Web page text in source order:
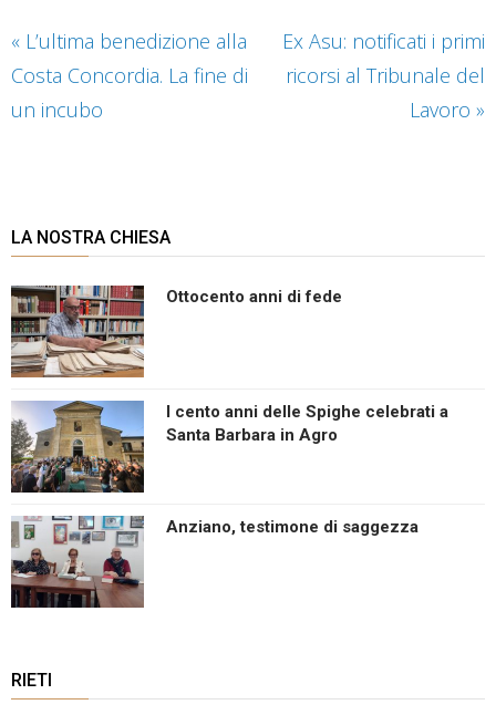
« L’ultima benedizione alla
Costa Concordia. La fine di
un incubo
Ex Asu: notificati i primi
ricorsi al Tribunale del
Lavoro »
LA NOSTRA CHIESA
Ottocento anni di fede
I cento anni delle Spighe celebrati a
Santa Barbara in Agro
Anziano, testimone di saggezza
RIETI